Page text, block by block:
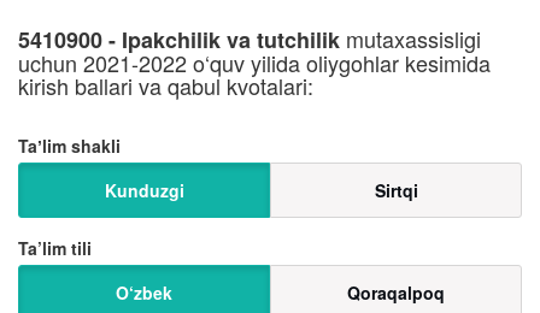
5410900 - Ipakchilik va tutchilik mutaxassisligi
uchun 2021-2022 o‘quv yilida oliygohlar kesimida
kirish ballari va qabul kvotalari:
Taʼlim shakli
Kunduzgi
Sirtqi
Ta’lim tili
O‘zbek
Qoraqalpoq